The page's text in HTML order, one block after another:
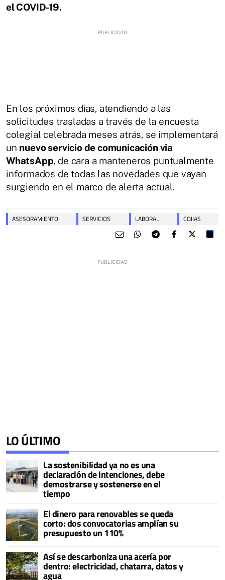
el COVID-19.
En los próximos días, atendiendo a las
solicitudes trasladas a través de la encuesta
colegial celebrada meses atrás, se implementará
un nuevo servicio de comunicación via
WhatsApp, de cara a manteneros puntualmente
informados de todas las novedades que vayan
surgiendo en el marco de alerta actual.
ASESORAMIENTO SERVICIOS LABORAL COIIAS
LO ÚLTIMO
La sostenibilidad ya no es una
declaración de intenciones, debe
demostrarse y sostenerse en el
tiempo
El dinero para renovables se queda
corto: dos convocatorias amplían su
presupuesto un 110%
Así se descarboniza una acería por
dentro: electricidad, chatarra, datos y
agua